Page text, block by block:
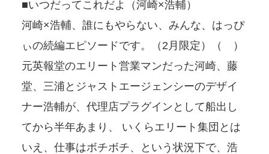
■いつだってこれだよ（河崎×浩輔）
河崎×浩輔、誰にもやらない、みんな、はっぴ
ぃの続編エピソードです。（2月限定）（ ）
元英報堂のエリート営業マンだった河崎、藤
堂、三浦とジャストエージェンシーのデザイ
ナー浩輔が、代理店プラグインとして船出し
てから半年あまり、 いくらエリート集団とは
いえ、仕事はボチボチ、という状況下で、浩